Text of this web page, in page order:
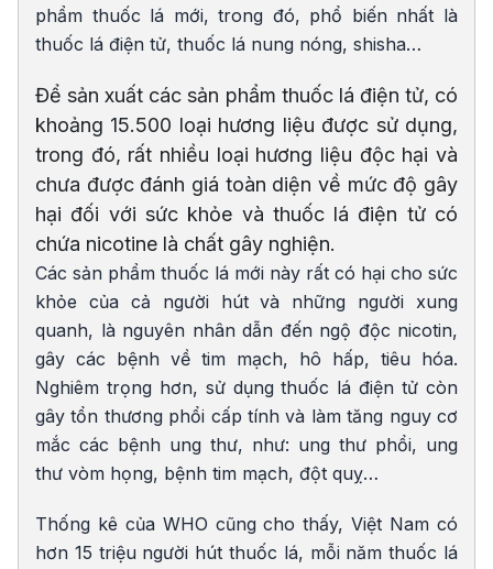
phẩm thuốc lá mới, trong đó, phổ biến nhất là
thuốc lá điện tử, thuốc lá nung nóng, shisha…
Để sản xuất các sản phẩm thuốc lá điện tử, có
khoảng 15.500 loại hương liệu được sử dụng,
trong đó, rất nhiều loại hương liệu độc hại và
chưa được đánh giá toàn diện về mức độ gây
hại đối với sức khỏe và thuốc lá điện tử có
chứa nicotine là chất gây nghiện.
Các sản phẩm thuốc lá mới này rất có hại cho sức
khỏe của cả người hút và những người xung
quanh, là nguyên nhân dẫn đến ngộ độc nicotin,
gây các bệnh về tim mạch, hô hấp, tiêu hóa.
Nghiêm trọng hơn, sử dụng thuốc lá điện tử còn
gây tổn thương phổi cấp tính và làm tăng nguy cơ
mắc các bệnh ung thư, như: ung thư phổi, ung
thư vòm họng, bệnh tim mạch, đột quỵ…
Thống kê của WHO cũng cho thấy, Việt Nam có
hơn 15 triệu người hút thuốc lá, mỗi năm thuốc lá